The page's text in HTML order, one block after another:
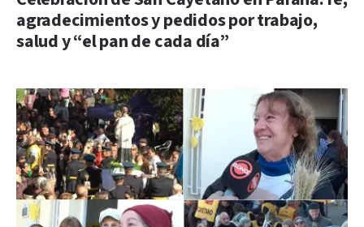
agradecimientos y pedidos por trabajo,
salud y “el pan de cada día”